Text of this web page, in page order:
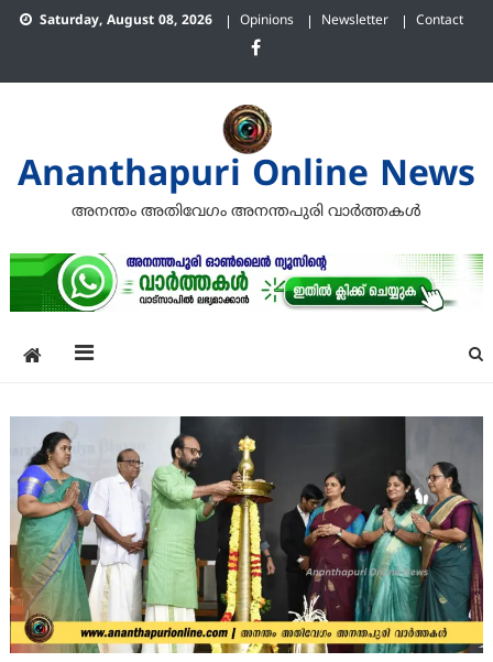
Skip Saturday, August 08, 2026 Opinions Newsletter Contact
Ananthapuri Online News
അനന്തം അതിവേഗം അനന്തപുരി വാര്‍ത്തകള്‍